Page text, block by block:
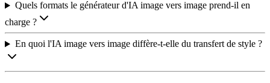
Quels formats le générateur d'IA image vers image prend-il en
charge ?
En quoi l'IA image vers image diffère-t-elle du transfert de style ?